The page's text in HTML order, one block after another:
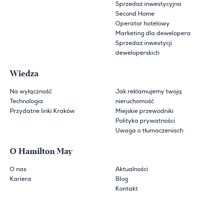
Sprzedaż inwestycyjna
Second Home
Operator hotelowy
Marketing dla dewelopera
Sprzedaż inwestycji
deweloperskich
Wiedza
Na wyłączność
Technologia
Przydatne linki Kraków
Jak reklamujemy twoją
nieruchomość
Miejskie przewodniki
Polityka prywatności
Uwaga o tłumaczeniach
O Hamilton May
O nas
Kariera
Aktualności
Blog
Kontakt